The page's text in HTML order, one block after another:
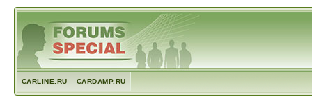
CARLINE.RU CARDAMP.RU